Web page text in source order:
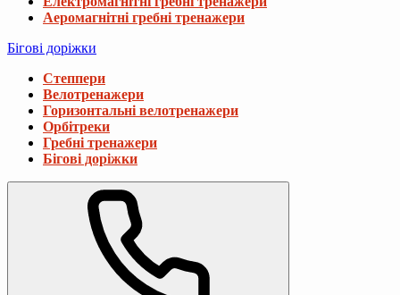
Аеромагнітні гребні тренажери
Бігові доріжки
Степпери
Велотренажери
Горизонтальні велотренажери
Орбітреки
Гребні тренажери
Бігові доріжки